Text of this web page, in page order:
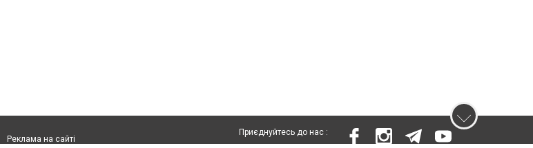
Реклама на сайті
Приєднуйтесь до нас :